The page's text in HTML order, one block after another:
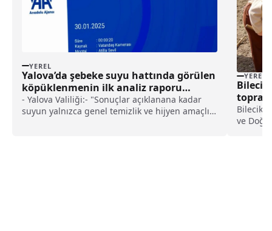
YEREL
Yalova’da şebeke suyu hattında görülen
köpüklenmenin ilk analiz raporu
açıklandı haberi
- Yalova Valiliği:- "Sonuçlar açıklanana kadar
suyun yalnızca genel temizlik ve hijyen amaçlı
YEREL
Bilecik
ve